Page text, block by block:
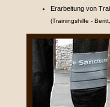
Erarbeitung von
(Trainingshilfe -